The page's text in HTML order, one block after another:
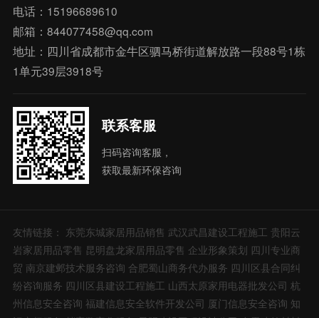
电话：15196689610
邮箱：844077458@qq.com
地址：四川省成都市金牛区驷马桥街道解放路一段88号1栋
1单元39层3918号
联系客服
扫码咨询客服，
获取最新环保咨询
友情链接： 东莞东城家居用品销售 武汉武昌建设工程施工 贵阳云
岩家居用品零售 昆明盘龙家居用品零售 企业形象策划 四川专业商
贸 南京建邺技术服务咨询 合肥蜀山商务代办服务 四川区县合同纠
纷咨询服务 四川区县建设工程施工 山西太原家用电器批发公司 杭
州信息安全咨询 福建信息安全软件开发公司 厦门信息安全咨询 知